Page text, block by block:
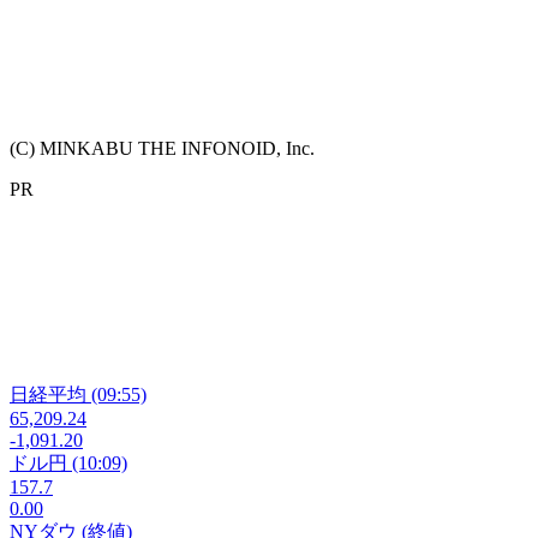
(C) MINKABU THE INFONOID, Inc.
PR
日経平均 (09:55)
65,209.24
-1,091.20
ドル円 (10:09)
157.7
0.00
NYダウ (終値)